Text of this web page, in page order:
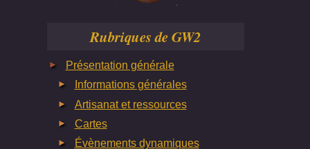
Rubriques de GW2
Présentation générale
Informations générales
Artisanat et ressources
Cartes
Évènements dynamiques